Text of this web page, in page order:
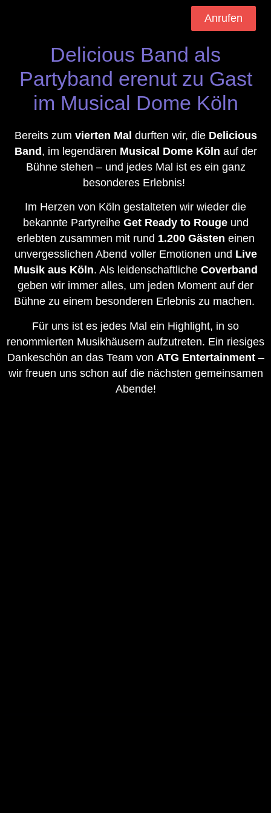
Anrufen
Delicious Band als
Partyband erenut zu Gast
im Musical Dome Köln
Bereits zum vierten Mal durften wir, die Delicious
Band , im legendären Musical Dome Köln auf der
Bühne stehen – und jedes Mal ist es ein ganz
besonderes Erlebnis!
Im Herzen von Köln gestalteten wir wieder die
bekannte Partyreihe Get Ready to Rougeund
erlebten zusammen mit rund 1.200 Gästen einen
unvergesslichen Abend voller Emotionen und Live
Musik aus Köln. Als leidenschaftliche Coverband
geben wir immer alles, um jeden Moment auf der
Bühne zu einem besonderen Erlebnis zu machen.
Für uns ist es jedes Mal ein Highlight, in so
renommierten Musikhäusern aufzutreten. Ein riesiges
Dankeschön an das Team von ATG Entertainment–
wir freuen uns schon auf die nächsten gemeinsamen
Abende!